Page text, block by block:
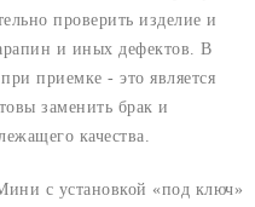
проверить изделие и
и иных дефектов. В
приемке - это является
заменить брак и
качества.
с установкой «под ключ»